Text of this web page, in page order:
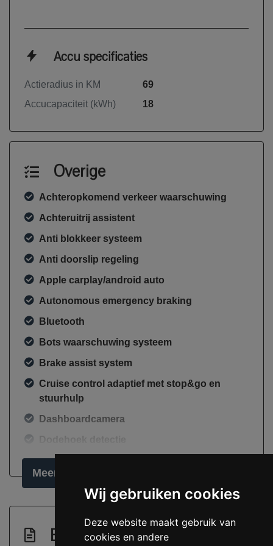
Wij gebruiken cookies
Deze website maakt gebruik van
cookies en andere
Accu specificaties
Actieradius in KM
69
Accucapaciteit (kWh)
18
Overige
Achteropkomend verkeer waarschuwing
Achteruitrij assistent
Anti blokkeer systeem
Anti doorslip regeling
Apple carplay/android auto
Autonomous emergency braking
Bluetooth
Bots waarschuwing systeem
Brake assist system
Cruise control adaptief met stop&go en
stuurhulp
Dashboardcamera
Draadloze telefoonlader
Elektronische remkrachtverdeling
Keyless start
Oplaadmogelijkheid
Meer informatie
Beschrijving